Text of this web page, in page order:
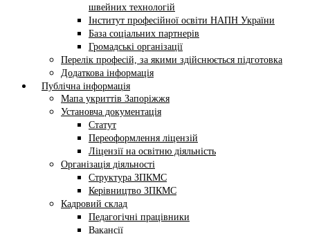
швейних технологій
Інститут професійної освіти НАПН України
База соціальних партнерів
Громадські організації
Перелік професій, за якими здійснюється підготовка
Додаткова інформація
Публічна інформація
Мапа укриттів Запоріжжя
Установча документація
Статут
Переоформлення ліцензій
Ліцензії на освітню діяльність
Організація діяльності
Структура ЗПКМС
Керівництво ЗПКМС
Кадровий склад
Педагогічні працівники
Вакансії